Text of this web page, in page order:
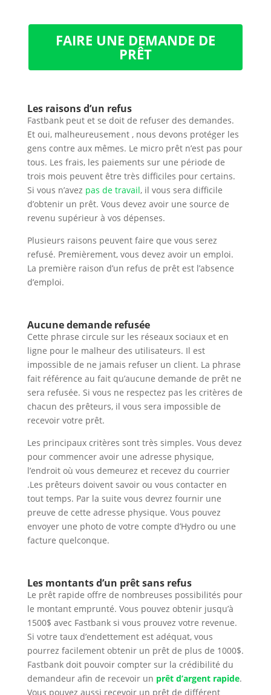
FAIRE UNE DEMANDE DE
PRÊT
Les raisons d’un refus
Fastbank peut et se doit de refuser des demandes.
Et oui, malheureusement , nous devons protéger les
gens contre aux mêmes. Le micro prêt n’est pas pour
tous. Les frais, les paiements sur une période de
trois mois peuvent être très difficiles pour certains.
Si vous n’avez pas de travail, il vous sera difficile
d’obtenir un prêt. Vous devez avoir une source de
revenu supérieur à vos dépenses.
Plusieurs raisons peuvent faire que vous serez
refusé. Premièrement, vous devez avoir un emploi.
La première raison d’un refus de prêt est l’absence
d’emploi.
Aucune demande refusée
Cette phrase circule sur les réseaux sociaux et en
ligne pour le malheur des utilisateurs. Il est
impossible de ne jamais refuser un client. La phrase
fait référence au fait qu’aucune demande de prêt ne
sera refusée. Si vous ne respectez pas les critères de
chacun des prêteurs, il vous sera impossible de
recevoir votre prêt.
Les principaux critères sont très simples. Vous devez
pour commencer avoir une adresse physique,
l’endroit où vous demeurez et recevez du courrier
.Les prêteurs doivent savoir ou vous contacter en
tout temps. Par la suite vous devrez fournir une
preuve de cette adresse physique. Vous pouvez
envoyer une photo de votre compte d’Hydro ou une
facture quelconque.
Les montants d’un prêt sans refus
Le prêt rapide offre de nombreuses possibilités pour
le montant emprunté. Vous pouvez obtenir jusqu’à
1500$ avec Fastbank si vous prouvez votre revenue.
Si votre taux d’endettement est adéquat, vous
pourrez facilement obtenir un prêt de plus de 1000$.
Fastbank doit pouvoir compter sur la crédibilité du
demandeur afin de recevoir un prêt d’argent rapide.
Vous pouvez aussi recevoir un prêt de différent